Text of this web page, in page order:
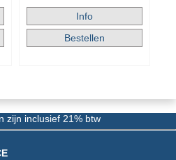
zijn inclusief 21% btw